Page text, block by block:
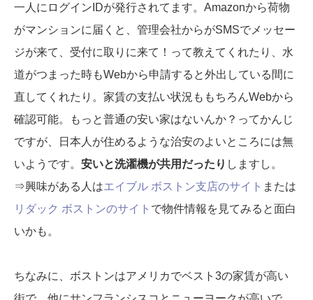
一人にログインIDが発行されてます。Amazonから荷物
がマンションに届くと、管理会社からがSMSでメッセー
ジが来て、受付に取りに来て！って教えてくれたり、水
道がつまった時もWebから申請すると外出している間に
直してくれたり。家賃の支払い状況ももちろんWebから
確認可能。もっと普通の安い家はないんか？ってかんじ
ですが、日本人が住めるような治安のよいところには無
いようです。 安いと洗濯機が共用だったり しますし。
⇒興味がある人はエイブル ボストン支店のサイト または
リダック ボストンのサイト で物件情報を見てみると面白
いかも。
ちなみに、ボストンはアメリカでベスト3の家賃が高い